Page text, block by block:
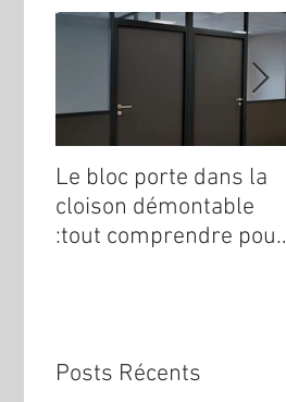
Le bloc porte dans la
cloison démontable
:tout comprendre pour
Posts Récents